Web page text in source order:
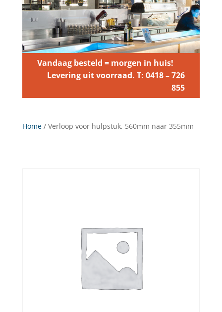
Vandaag besteld = morgen in huis!
Levering uit voorraad. T: 0418 – 726
855
Home/ Verloop voor hulpstuk, 560mm naar 355mm